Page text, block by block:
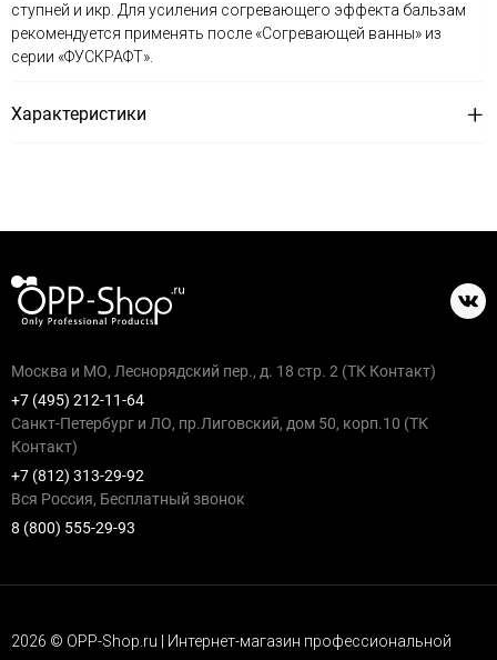
ступней и икр. Для усиления согревающего эффекта бальзам
рекомендуется применять после «Согревающей ванны» из
серии «ФУСКРАФТ».
Характеристики
Москва и МО, Леснорядский пер., д. 18 стр. 2 (ТК Контакт)
+7 (495) 212-11-64
Санкт-Петербург и ЛО, пр.Лиговский, дом 50, корп.10 (ТК
Контакт)
+7 (812) 313-29-92
Вся Россия, Бесплатный звонок
8 (800) 555-29-93
2026 © OPP-Shop.ru | Интернет-магазин профессиональной